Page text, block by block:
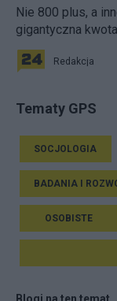
Nie 800 plus, a
gigantyczna
Redakcja
Tematy GPS
SOCJOLOGIA
BADANIA I
OSOBISTE